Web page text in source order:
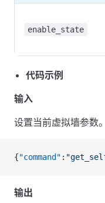
enable_state
代码示例
输入
设置当前虚拟墙参数。
{"command" :
输出